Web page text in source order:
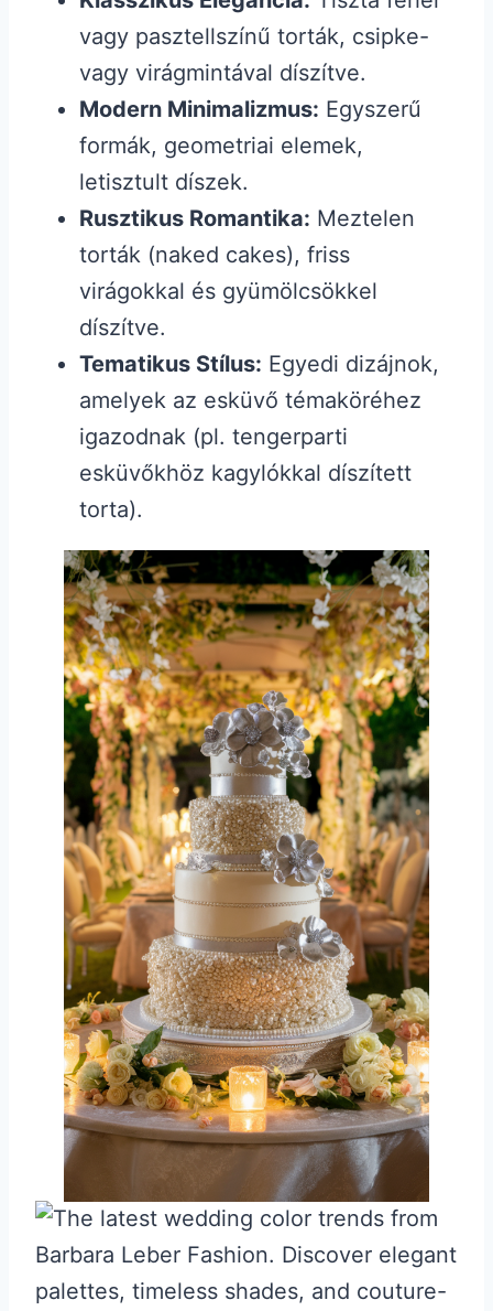
vagy pasztellszínű torták, csipke-
vagy virágmintával díszítve.
Modern Minimalizmus: Egyszerű
formák, geometriai elemek,
letisztult díszek.
Rusztikus Romantika: Meztelen
torták (naked cakes), friss
virágokkal és gyümölcsökkel
díszítve.
Tematikus Stílus: Egyedi dizájnok,
amelyek az esküvő témaköréhez
igazodnak (pl. tengerparti
esküvőkhöz kagylókkal díszített
torta).